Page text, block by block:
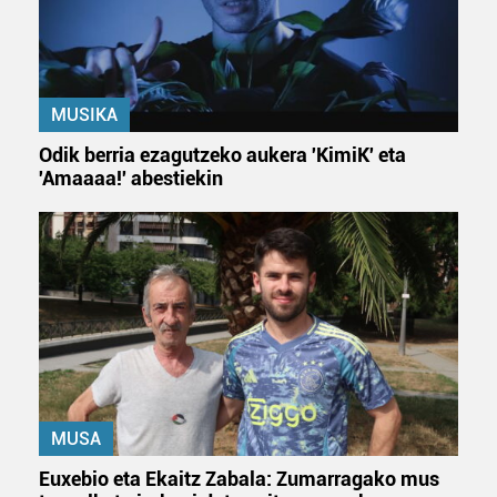
datuen atalean. Edozein unetan alda edo ken dezakezu
zure baimena Cookieen adierazpenean.
Webgune honek cookie propioak eta hirugarrenen cookie-
fitxategiak erabiltzen ditu. Zure esperientzia eta
zerbitzuak hobetzeko asmoz, cookie teknologiaz
baliatzen gara. Ohar hau onartuz gero, teknologia hori
irakurri
MUSIKA
Odik berria ezagutzeko aukera 'KimiK' eta
'Amaaaa!' abestiekin
MUSA
Euxebio eta Ekaitz Zabala: Zumarragako mus